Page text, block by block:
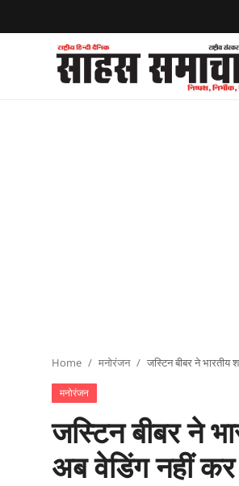
Register
Home मनोरंजन जस्टिन बीबर ने भारतीय
मनोरंजन
जस्टिन बीबर ने
अब वेडिंग नहीं कर